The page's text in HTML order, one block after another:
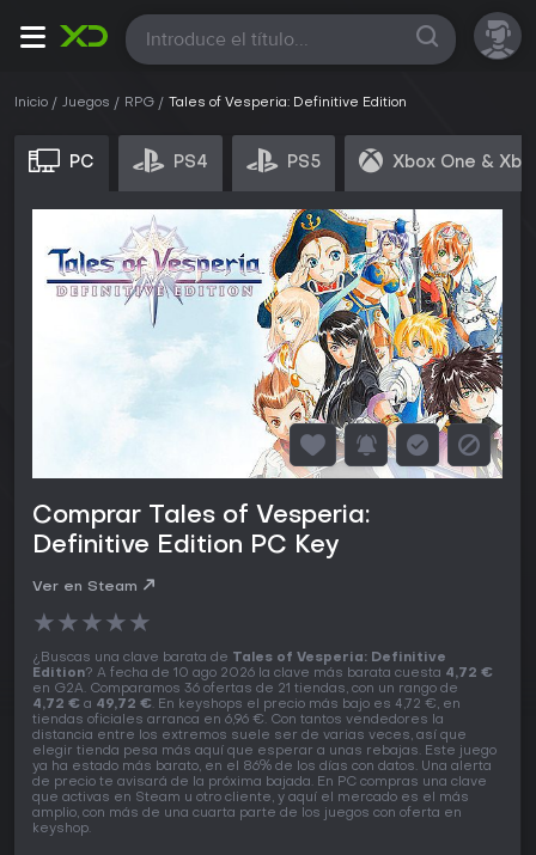
Todas
Inicio Juegos RPG Tales of Vesperia: Definitive Edition
PC PS4 PS5 Xbox One &
Comprar Tales of Vesperia:
Definitive Edition PC Key
Ver en Steam
★★★★★
¿Buscas una clave barata de Tales of Vesperia: Definitive
Edition? A fecha de 10 ago 2026 la clave más barata cuesta 4,72 €
en G2A. Comparamos 36 ofertas de 21 tiendas, con un rango de
4,72 € a 49,72 €. En keyshops el precio más bajo es 4,72 €, en
tiendas oficiales arranca en 6,96 €. Con tantos vendedores la
distancia entre los extremos suele ser de varias veces, así que
elegir tienda pesa más aquí que esperar a unas rebajas. Este juego
ya ha estado más barato, en el 86% de los días con datos. Una alerta
de precio te avisará de la próxima bajada. En PC compras una clave
que activas en Steam u otro cliente, y aquí el mercado es el más
amplio, con más de una cuarta parte de los juegos con oferta en
keyshop.